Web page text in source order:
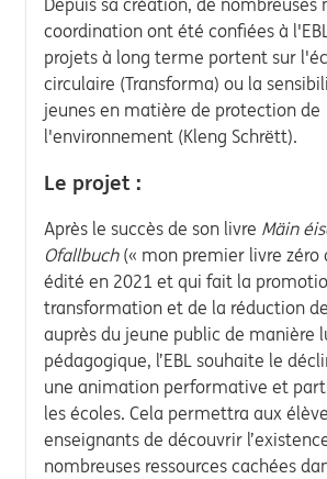
Depuis sa création, de nombreuses
coordination ont été confiées à
projets à long terme portent sur
circulaire (Transforma) ou la
jeunes en matière de protection de
l'environnement (Kleng Schrëtt).
Le projet :
Après le succès de son livre Mäin
Ofallbuch(« mon premier livre zéro
édité en 2021 et qui fait la
transformation et de la réduction
auprès du jeune public de manière
pédagogique, l’EBL souhaite le
une animation performative et
les écoles. Cela permettra aux
enseignants de découvrir
nombreuses ressources cachées